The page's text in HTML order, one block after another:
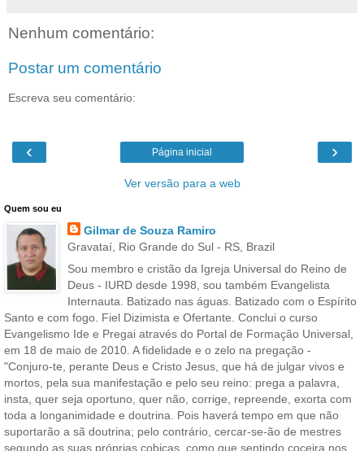
Nenhum comentário:
Postar um comentário
Escreva seu comentário:
‹ ›
Página inicial
Ver versão para a web
Quem sou eu
Gilmar de Souza Ramiro
Gravataí, Rio Grande do Sul - RS, Brazil
Sou membro e cristão da Igreja Universal do Reino de
Deus - IURD desde 1998, sou também Evangelista
Internauta. Batizado nas águas. Batizado com o Espírito
Santo e com fogo. Fiel Dizimista e Ofertante. Conclui o curso
Evangelismo Ide e Pregai através do Portal de Formação Universal,
em 18 de maio de 2010. A fidelidade e o zelo na pregação -
"Conjuro-te, perante Deus e Cristo Jesus, que há de julgar vivos e
mortos, pela sua manifestação e pelo seu reino: prega a palavra,
insta, quer seja oportuno, quer não, corrige, repreende, exorta com
toda a longanimidade e doutrina. Pois haverá tempo em que não
suportarão a sã doutrina; pelo contrário, cercar-se-ão de mestres
segundo as suas próprias cobiças, como que sentindo coceira nos